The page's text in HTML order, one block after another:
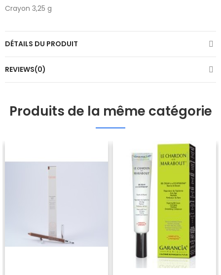
Crayon 3,25 g
DÉTAILS DU PRODUIT
REVIEWS(0)
Produits de la même catégorie